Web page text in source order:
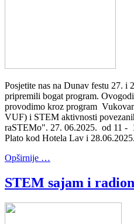
Posjetite nas na Dunav festu 27. i
pripremili bogat program.
provodimo kroz program
VUF) i STEM aktivnosti
raSTEMo". 27. 06.2025. od 11 -
Plato kod Hotela Lav i
Opširnije …
STEM sajam i